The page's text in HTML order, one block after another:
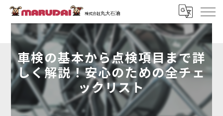
車検の基本から点検項目まで詳
しく解説！安心のための全チェ
ックリスト